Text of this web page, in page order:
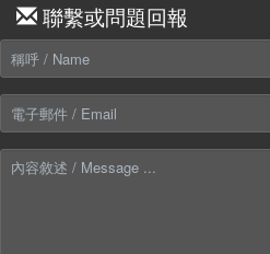
聯繫或問題回報